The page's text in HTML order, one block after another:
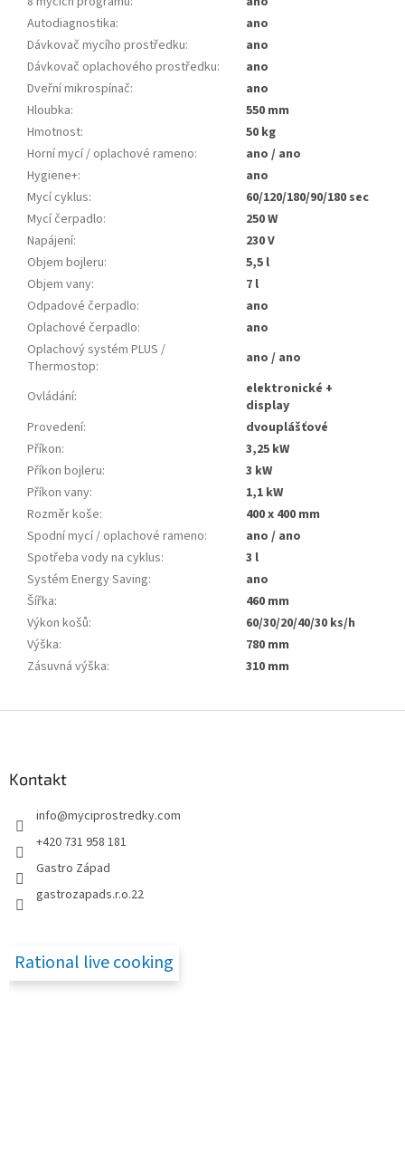
Autodiagnostika:
ano
Dávkovač mycího prostředku:
ano
Dávkovač oplachového prostředku:
ano
Dveřní mikrospínač:
ano
Hloubka:
550 mm
Hmotnost:
50 kg
Horní mycí / oplachové rameno:
ano / ano
Hygiene+:
ano
Mycí cyklus:
60/120/180/90/180 sec
Mycí čerpadlo:
250 W
Napájení:
230 V
Objem bojleru:
5,5 l
Objem vany:
7 l
Odpadové čerpadlo:
ano
Oplachové čerpadlo:
ano
Oplachový systém PLUS /
Thermostop: ano / ano
Ovládání:
elektronické +
display
Provedení:
dvouplášťové
Příkon:
3,25 kW
Příkon bojleru:
3 kW
Příkon vany:
1,1 kW
Rozměr koše:
400 x 400 mm
Spodní mycí / oplachové rameno:
ano / ano
Spotřeba vody na cyklus:
3 l
Systém Energy Saving:
ano
Šířka:
460 mm
Výkon košů:
60/30/20/40/30 ks/h
Výška:
780 mm
Zásuvná výška: 310 mm
Kontakt
info@myciprostredky.com
+420 731 958 181
Gastro Západ
gastrozapads.r.o.22
Rational live cooking